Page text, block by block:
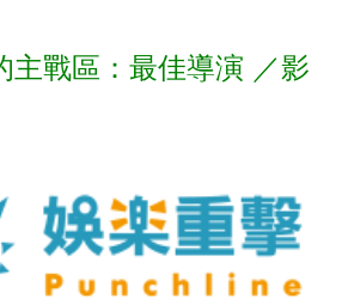
主戰區：最佳導演 ／影